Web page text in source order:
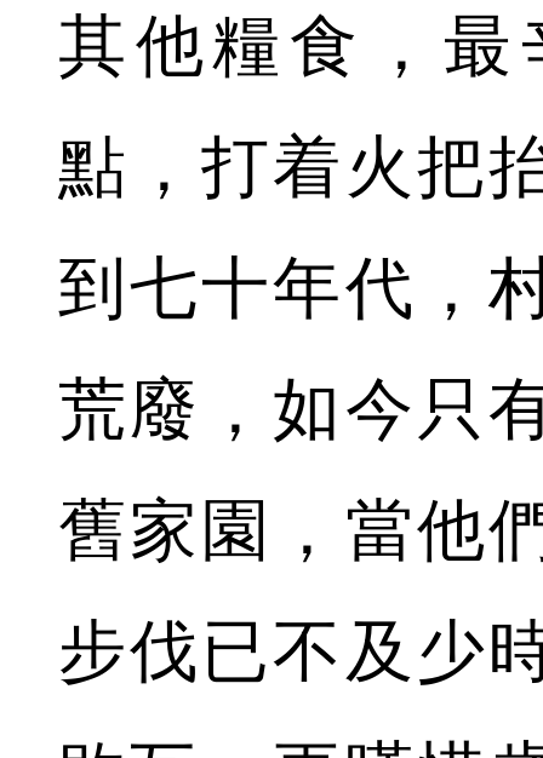
其他糧食，
點，打着火把
到七十年代，
荒廢，如今只
舊家園，當他
步伐已不及少